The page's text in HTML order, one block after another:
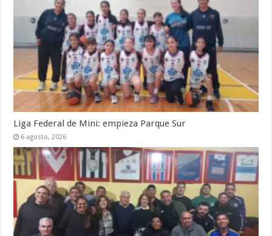
Liga Federal de Mini: empieza Parque Sur
6 agosto, 2026